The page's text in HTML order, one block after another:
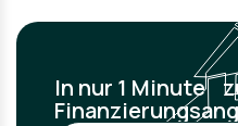
In nur 1 Minute